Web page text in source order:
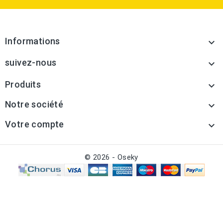
Informations 
suivez-nous 
Produits 
Notre société 
Votre compte 
© 2026 - Oseky